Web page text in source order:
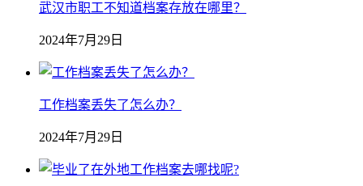
武汉市职工不知道档案存放在哪里？
2024年7月29日
工作档案丢失了怎么办？
2024年7月29日